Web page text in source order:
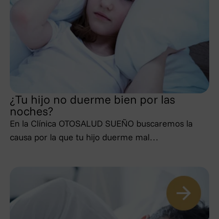
¿Tu hijo no duerme bien por las
noches?
En la Clínica OTOSALUD SUEÑO buscaremos la
causa por la que tu hijo duerme mal…
Los interesados tienen derecho a reclamar ante la
Autoridad de Control y solicitar la tutela de derechos
que no hayan sido debidamente atendidos a la Agencia
Española de Protección de datos a través de la sede
electrónica de su portal web (www.agpd.es), o bien
mediante escrito dirigido a su dirección postal